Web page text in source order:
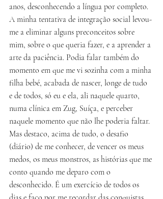
anos, desconhecendo a língua por completo.
A minha tentativa de integração social levou-
me a eliminar alguns preconceitos sobre
mim, sobre o que queria fazer, e a aprender a
arte da paciência. Podia falar também do
momento em que me vi sozinha com a minha
filha bebé, acabada de nascer, longe de tudo
e de todos, só eu e ela, ali naquele quarto,
numa clínica em Zug, Suíça, e perceber
naquele momento que não lhe poderia faltar.
Mas destaco, acima de tudo, o desafio
(diário) de me conhecer, de vencer os meus
medos, os meus monstros, as histórias que me
conto quando me deparo com o
desconhecido. É um exercício de todos os